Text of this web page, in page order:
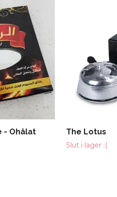
- Ohålat
The Lotus
Slut i lager :(